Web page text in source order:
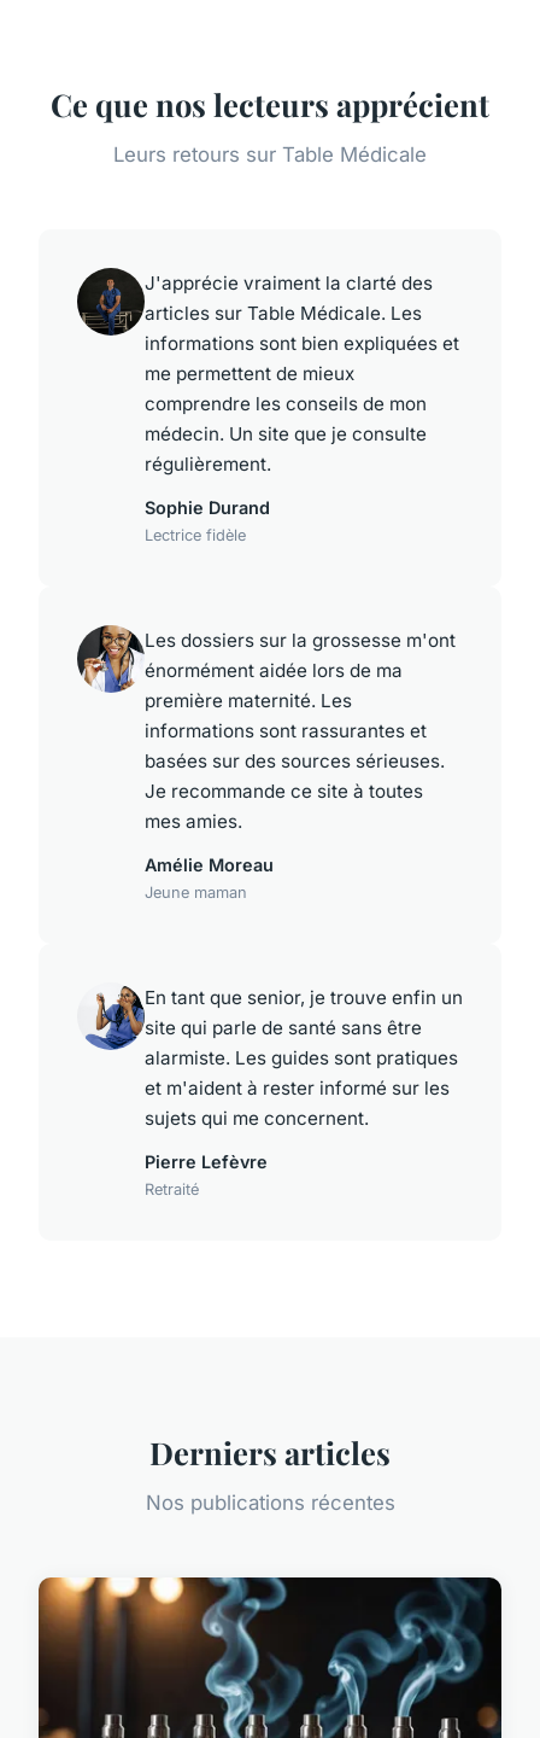
Ce que nos lecteurs apprécient
Leurs retours sur Table Médicale
J'apprécie vraiment la clarté des
articles sur Table Médicale. Les
informations sont bien expliquées et
me permettent de mieux
comprendre les conseils de mon
médecin. Un site que je consulte
régulièrement.
Sophie Durand
Lectrice fidèle
Les dossiers sur la grossesse m'ont
énormément aidée lors de ma
première maternité. Les
informations sont rassurantes et
basées sur des sources sérieuses.
Je recommande ce site à toutes
mes amies.
Amélie Moreau
Jeune maman
En tant que senior, je trouve enfin un
site qui parle de santé sans être
alarmiste. Les guides sont pratiques
et m'aident à rester informé sur les
sujets qui me concernent.
Pierre Lefèvre
Retraité
Derniers articles
Nos publications récentes